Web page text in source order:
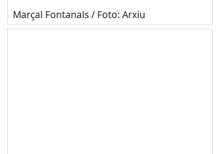
Marçal Fontanals / Foto: Arxiu